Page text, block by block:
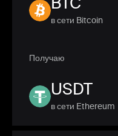
в сети Bitcoin
Получаю
USDT
в сети Ethereum